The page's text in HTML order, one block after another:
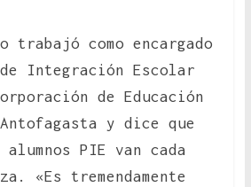
trabajó como encargado
de Integración Escolar
de Educación
y dice que
PIE van cada
«Es tremendamente